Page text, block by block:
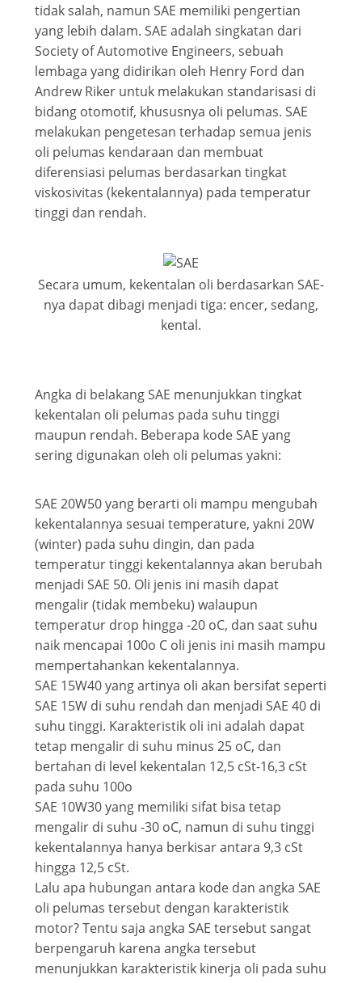
tidak salah, namun SAE memiliki pengertian
yang lebih dalam. SAE adalah singkatan dari
Society of Automotive Engineers, sebuah
lembaga yang didirikan oleh Henry Ford dan
Andrew Riker untuk melakukan standarisasi di
bidang otomotif, khususnya oli pelumas. SAE
melakukan pengetesan terhadap semua jenis
oli pelumas kendaraan dan membuat
diferensiasi pelumas berdasarkan tingkat
viskosivitas (kekentalannya) pada temperatur
tinggi dan rendah.
Secara umum, kekentalan oli berdasarkan SAE-
nya dapat dibagi menjadi tiga: encer, sedang,
kental.
Angka di belakang SAE menunjukkan tingkat
kekentalan oli pelumas pada suhu tinggi
maupun rendah. Beberapa kode SAE yang
sering digunakan oleh oli pelumas yakni:
SAE 20W50 yang berarti oli mampu mengubah
kekentalannya sesuai temperature, yakni 20W
(winter) pada suhu dingin, dan pada
temperatur tinggi kekentalannya akan berubah
menjadi SAE 50. Oli jenis ini masih dapat
mengalir (tidak membeku) walaupun
temperatur drop hingga -20 oC, dan saat suhu
naik mencapai 100o C oli jenis ini masih mampu
mempertahankan kekentalannya.
SAE 15W40 yang artinya oli akan bersifat seperti
SAE 15W di suhu rendah dan menjadi SAE 40 di
suhu tinggi. Karakteristik oli ini adalah dapat
tetap mengalir di suhu minus 25 oC, dan
bertahan di level kekentalan 12,5 cSt-16,3 cSt
pada suhu 100o
SAE 10W30 yang memiliki sifat bisa tetap
mengalir di suhu -30 oC, namun di suhu tinggi
kekentalannya hanya berkisar antara 9,3 cSt
hingga 12,5 cSt.
Lalu apa hubungan antara kode dan angka SAE
oli pelumas tersebut dengan karakteristik
motor? Tentu saja angka SAE tersebut sangat
berpengaruh karena angka tersebut
menunjukkan karakteristik kinerja oli pada suhu